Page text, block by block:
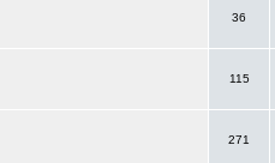
36
115
271